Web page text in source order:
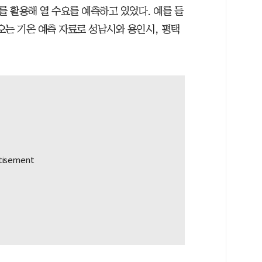
활용해 열 수요를 예측하고 있었다. 예를 들
기온 예측 자료로 성남시와 용인시, 평택